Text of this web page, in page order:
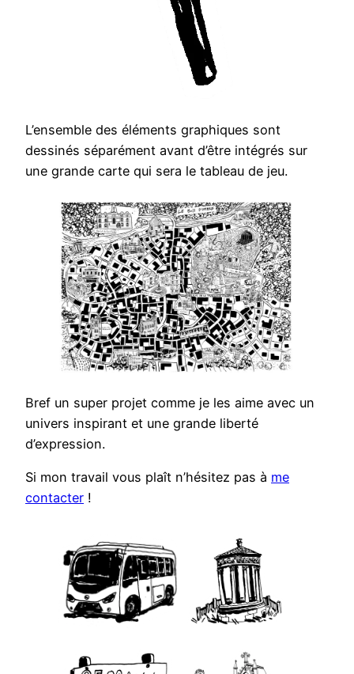
L’ensemble des éléments graphiques sont
dessinés séparément avant d’être intégrés sur
une grande carte qui sera le tableau de jeu.
Bref un super projet comme je les aime avec un
univers inspirant et une grande liberté
d’expression.
Si mon travail vous plaît n’hésitez pas à me
contacter !